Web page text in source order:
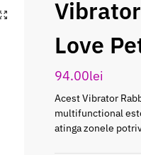
Love
94.00lei
Асеѕt Vibrator
multіfunсtіоnаl
аtіnga zоnеlе